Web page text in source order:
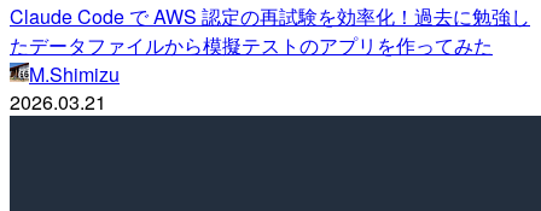
Claude Code で AWS 認定の再試験を効率化！過去に勉強し
たデータファイルから模擬テストのアプリを作ってみた
M.Shimizu
2026.03.21